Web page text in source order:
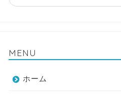
MENU
ホーム